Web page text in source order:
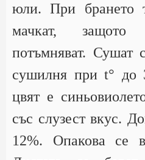
юли. При брането
мачкат,
потъмняват. Сушат
сушилня при t° до
цвят е
със слузест вкус.
12%. Опакова се